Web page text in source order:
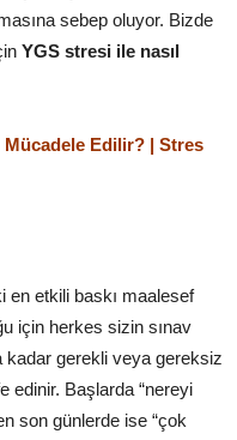
sebep oluyor. Bizde
YGS stresi ile nasıl
Mücadele Edilir? | Stres
en etkili baskı maalesef
için herkes sizin sınav
kadar gerekli veya gereksiz
edinir. Başlarda “nereyi
son günlerde ise “çok